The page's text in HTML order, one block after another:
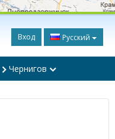
Вход Русский
Чернигов